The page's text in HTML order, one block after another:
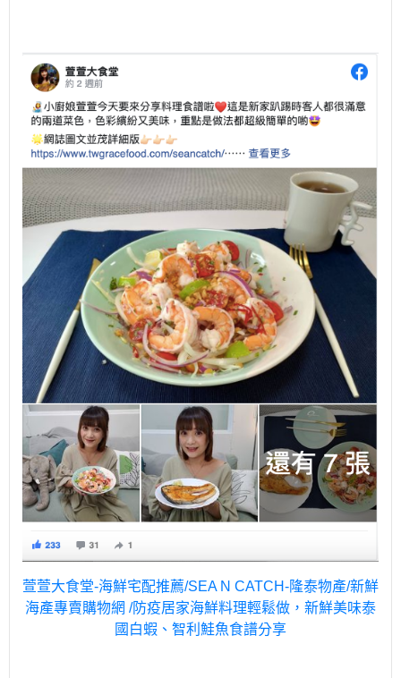
萱萱大食堂-海鮮宅配推薦/SEA N CATCH-隆泰物產/新鮮
海產專賣購物網 /防疫居家海鮮料理輕鬆做，新鮮美味泰
國白蝦、智利鮭魚食譜分享